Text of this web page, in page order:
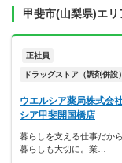
甲斐市(山梨県)エリ
正社員
ドラッグストア（調剤併設）
ウエルシア薬局株式会
シア甲斐開国橋店
暮らしを支える仕事だか
暮らしも大切に。業…